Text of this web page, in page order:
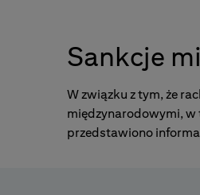
Sankcje
W związku z tym, że
międzynarodowymi, w
przedstawiono